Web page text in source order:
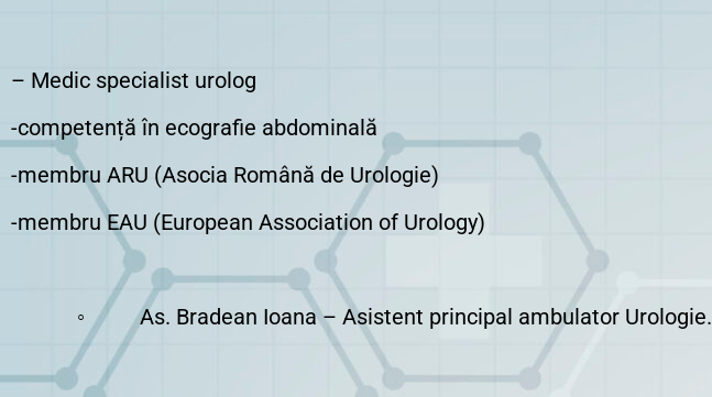
– Medic specialist urolog
-competență în ecografie abdominală
-membru ARU (Asocia Română de Urologie)
-membru EAU (European Association of Urology)
◦ As. Bradean Ioana – Asistent principal ambulator Urologie.